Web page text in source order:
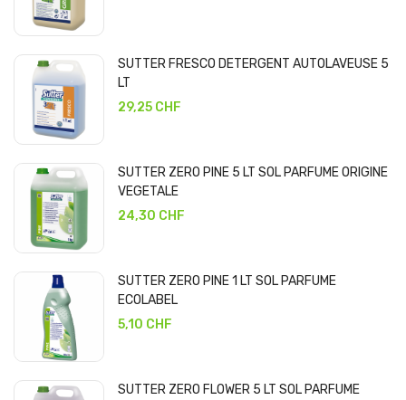
SUTTER FRESCO DETERGENT AUTOLAVEUSE 5
LT
29,25 CHF
SUTTER ZERO PINE 5 LT SOL PARFUME ORIGINE
VEGETALE
24,30 CHF
SUTTER ZERO PINE 1 LT SOL PARFUME
ECOLABEL
5,10 CHF
SUTTER ZERO FLOWER 5 LT SOL PARFUME